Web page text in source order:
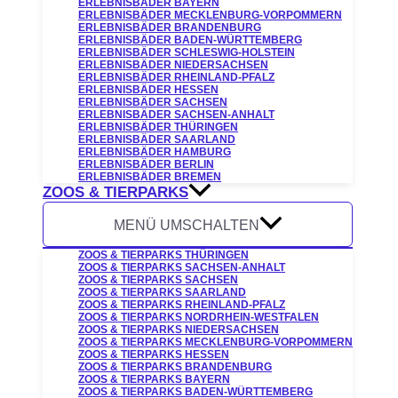
ERLEBNISBÄDER BAYERN
ERLEBNISBÄDER MECKLENBURG-VORPOMMERN
ERLEBNISBÄDER BRANDENBURG
ERLEBNISBÄDER BADEN-WÜRTTEMBERG
ERLEBNISBÄDER SCHLESWIG-HOLSTEIN
ERLEBNISBÄDER NIEDERSACHSEN
ERLEBNISBÄDER RHEINLAND-PFALZ
ERLEBNISBÄDER HESSEN
ERLEBNISBÄDER SACHSEN
ERLEBNISBÄDER SACHSEN-ANHALT
ERLEBNISBÄDER THÜRINGEN
ERLEBNISBÄDER SAARLAND
ERLEBNISBÄDER HAMBURG
ERLEBNISBÄDER BERLIN
ERLEBNISBÄDER BREMEN
ZOOS & TIERPARKS
MENÜ UMSCHALTEN
ZOOS & TIERPARKS THÜRINGEN
ZOOS & TIERPARKS SACHSEN-ANHALT
ZOOS & TIERPARKS SACHSEN
ZOOS & TIERPARKS SAARLAND
ZOOS & TIERPARKS RHEINLAND-PFALZ
ZOOS & TIERPARKS NORDRHEIN-WESTFALEN
ZOOS & TIERPARKS NIEDERSACHSEN
ZOOS & TIERPARKS MECKLENBURG-VORPOMMERN
ZOOS & TIERPARKS HESSEN
ZOOS & TIERPARKS BRANDENBURG
ZOOS & TIERPARKS BAYERN
ZOOS & TIERPARKS BADEN-WÜRTTEMBERG